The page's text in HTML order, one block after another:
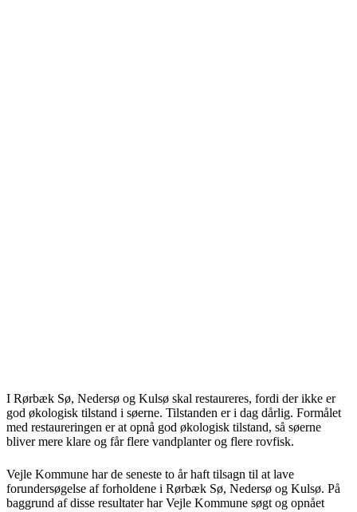
I Rørbæk Sø, Nedersø og Kulsø skal restaureres, fordi der ikke er
god økologisk tilstand i søerne. Tilstanden er i dag dårlig. Formålet
med restaureringen er at opnå god økologisk tilstand, så søerne
bliver mere klare og får flere vandplanter og flere rovfisk.
Vejle Kommune har de seneste to år haft tilsagn til at lave
forundersøgelse af forholdene i Rørbæk Sø, Nedersø og Kulsø. På
baggrund af disse resultater har Vejle Kommune søgt og opnået